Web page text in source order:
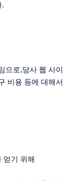
.
으로,당사 웹 사이
비용 등에 대해서
얻기 위해